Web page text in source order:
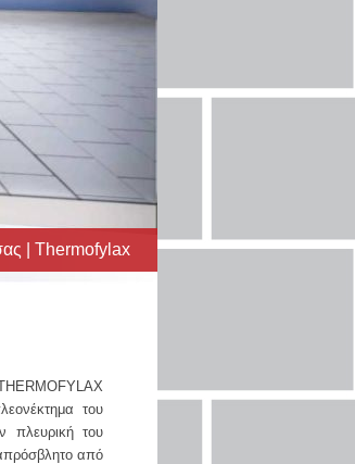
| Thermofylax
του
πλευρική του
από